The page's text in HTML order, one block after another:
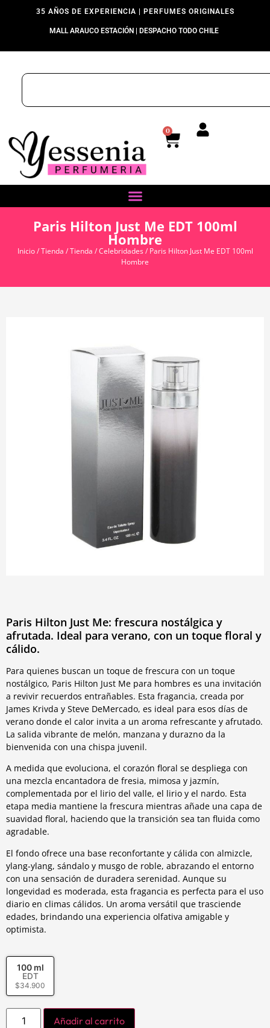
35 AÑOS DE EXPERIENCIA | PERFUMES ORIGINALES
MALL ARAUCO ESTACIÓN | DESPACHO TODO CHILE
0
Paris Hilton Just Me EDT 100ml
Hombre
Inicio/Tienda /Tienda /Celebridades/ Paris Hilton Just Me EDT 100ml
Hombre
Paris Hilton Just Me: frescura nostálgica y
afrutada. Ideal para verano, con un toque floral y
cálido.
Para quienes buscan un toque de frescura con un toque
nostálgico, Paris Hilton Just Me para hombres es una invitación
a revivir recuerdos entrañables. Esta fragancia, creada por
James Krivda y Steve DeMercado, es ideal para esos días de
verano donde el calor invita a un aroma refrescante y afrutado.
La salida vibrante de melón, manzana y durazno da la
bienvenida con una chispa juvenil.
A medida que evoluciona, el corazón floral se despliega con
una mezcla encantadora de fresia, mimosa y jazmín,
complementada por el lirio del valle, el lirio y el nardo. Esta
etapa media mantiene la frescura mientras añade una capa de
suavidad floral, haciendo que la transición sea tan fluida como
agradable.
El fondo ofrece una base reconfortante y cálida con almizcle,
ylang-ylang, sándalo y musgo de roble, abrazando el entorno
con una sensación de duradera serenidad. Aunque su
longevidad es moderada, esta fragancia es perfecta para el uso
diario en climas cálidos. Un aroma versátil que trasciende
edades, brindando una experiencia olfativa amigable y
optimista.
100 ml
EDT
$34.900
Añadir al carrito